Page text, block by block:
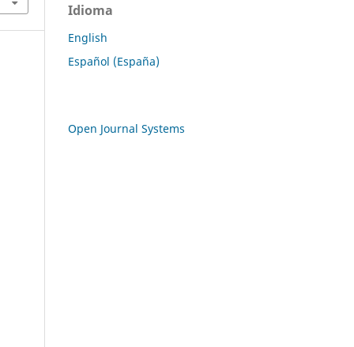
Idioma
English
Español (España)
Open Journal Systems